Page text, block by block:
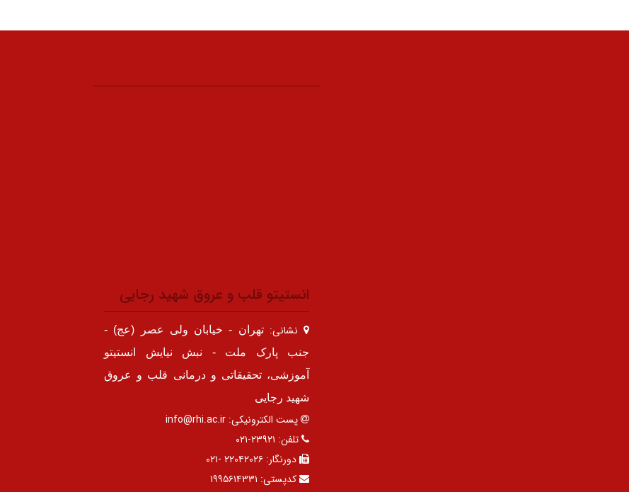
انستیتو قلب و عروق شهید رجایی
نشانی:تهران - خیابان ولی عصر (عج) -
جنب پارک ملت - نبش نیایش انستیتو
آموزشی، تحقیقاتی و درمانی قلب و عروق
شهید رجایی
پست الکترونیکی: info@rhi.ac.ir
تلفن: ۲۳۹۲۱-۰۲۱
دورنگار: ۲۲۰۴۲۰۲۶ -۰۲۱
کدپستی: ۱۹۹۵۶۱۴۳۳۱